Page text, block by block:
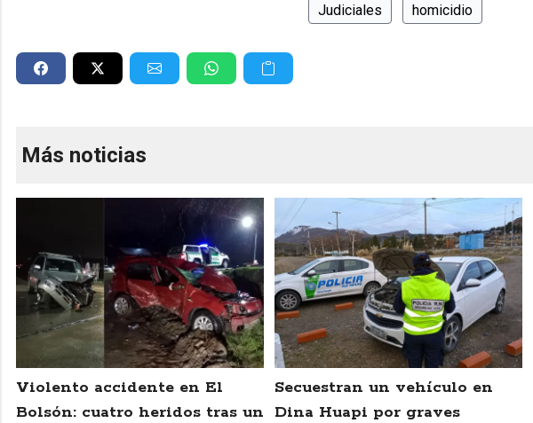
Judiciales homicidio
Más noticias
Violento accidente en El
Bolsón: cuatro heridos tras un
Secuestran un vehículo en
Dina Huapi por graves